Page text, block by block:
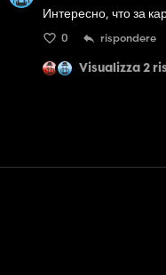
Интересно, что за
0 rispondere
Visualizza 2